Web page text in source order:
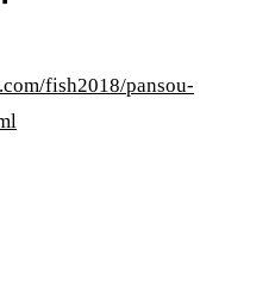
fish2018/pansou-